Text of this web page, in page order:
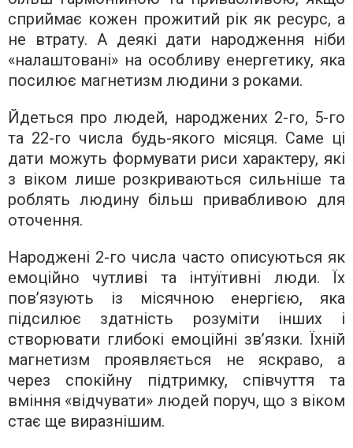
сприймає кожен прожитий рік як ресурс, а
не втрату. А деякі дати народження ніби
«налаштовані» на особливу енергетику, яка
посилює магнетизм людини з роками.
Йдеться про людей, народжених 2-го, 5-го
та 22-го числа будь-якого місяця. Саме ці
дати можуть формувати риси характеру, які
з віком лише розкриваються сильніше та
роблять людину більш привабливою для
оточення.
Народжені 2-го числа часто описуються як
емоційно чутливі та інтуїтивні люди. Їх
пов’язують із місячною енергією, яка
підсилює здатність розуміти інших і
створювати глибокі емоційні зв’язки. Їхній
магнетизм проявляється не яскраво, а
через спокійну підтримку, співчуття та
вміння «відчувати» людей поруч, що з віком
стає ще виразнішим.